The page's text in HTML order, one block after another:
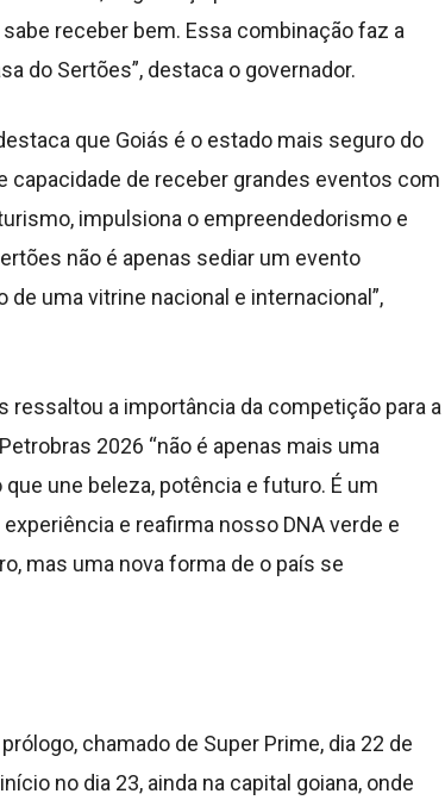
receber bem. Essa combinação faz a
do Sertões”, destaca o governador.
que Goiás é o estado mais seguro do
capacidade de receber grandes eventos com
impulsiona o empreendedorismo e
não é apenas sediar um evento
uma vitrine nacional e internacional”,
ressaltou a importância da competição para a
2026 “não é apenas mais uma
une beleza, potência e futuro. É um
e reafirma nosso DNA verde e
mas uma nova forma de o país se
chamado de Super Prime, dia 22 de
no dia 23, ainda na capital goiana, onde